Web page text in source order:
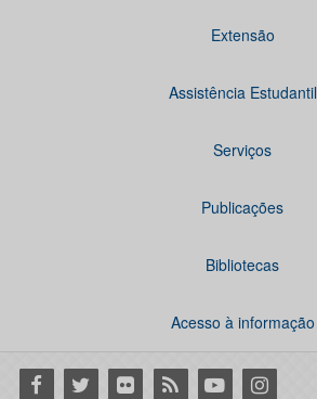
Extensão
Assistência Estudantil
Serviços
Publicações
Bibliotecas
Acesso à informação
Facebook
Twitter Flickr RSS YoutubeInstagram